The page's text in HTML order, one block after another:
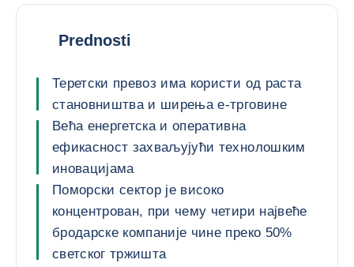
Prednosti
Теретски превоз има користи од раста
становништва и ширења е-трговине
Већа енергетска и оперативна
ефикасност захваљујући технолошким
иновацијама
Поморски сектор је високо
концентрован, при чему четири највеће
бродарске компаније чине преко 50%
светског тржишта